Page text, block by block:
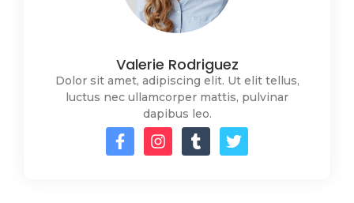
Valerie Rodriguez
Dolor sit amet, adipiscing elit. Ut elit tellus,
luctus nec ullamcorper mattis, pulvinar
dapibus leo.